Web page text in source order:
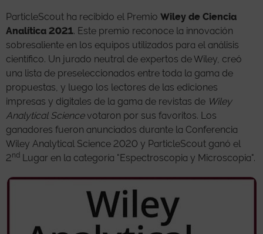
ParticleScout ha recibido el Premio Wiley de Ciencia
Analítica 2021. Este premio reconoce la innovación
sobresaliente en los equipos utilizados para el análisis
científico. Un jurado neutral de expertos de Wiley, creó
una lista de preseleccionados entre toda la gama de
propuestas, y luego los lectores de las ediciones
impresas y digitales de la gama de revistas de Wiley
Analytical Sciencevotaron por sus favoritos. Los
ganadores fueron anunciados durante la Conferencia
Wiley Analytical Science 2020 y ParticleScout ganó el
2nd Lugar en la categoría "Espectroscopia y Microscopia".